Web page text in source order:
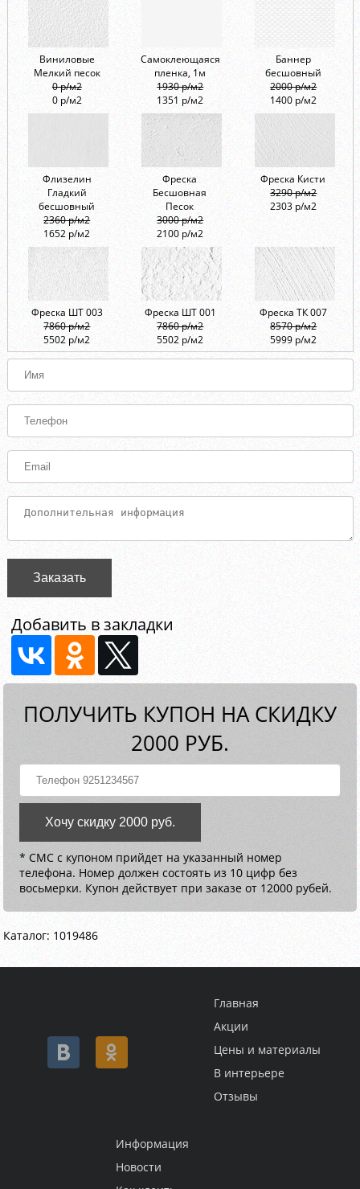
Виниловые
Мелкий песок
0 р/м2
0 р/м2
Самоклеющаяся
пленка, 1м
1930 р/м2
1351 р/м2
Баннер
бесшовный
2000 р/м2
1400 р/м2
Флизелин
Гладкий
бесшовный
2360 р/м2
1652 р/м2
Фреска
Бесшовная
Песок
3000 р/м2
2100 р/м2
Фреска Кисти
3290 р/м2
2303 р/м2
Фреска ШТ 003
7860 р/м2
5502 р/м2
Фреска ШТ 001
7860 р/м2
5502 р/м2
Фреска ТК 007
8570 р/м2
5999 р/м2
Заказать
Добавить в закладки
ПОЛУЧИТЬ КУПОН НА СКИДКУ
2000 РУБ.
Хочу скидку 2000 руб.
* СМС с купоном прийдет на указанный номер
телефона. Номер должен состоять из 10 цифр без
восьмерки. Купон действует при заказе от 12000 рубей.
Каталог: 1019486
Главная
Акции
Цены и материалы
В интерьере
Отзывы
Информация
Новости